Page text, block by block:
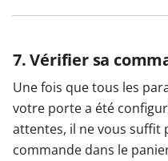
7. Vérifier sa
Une fois que tous les
votre porte a été
attentes, il ne vous
commande dans le